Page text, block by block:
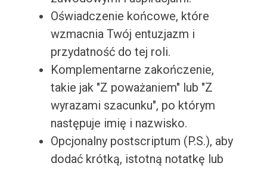
Oświadczenie końcowe, które
wzmacnia Twój entuzjazm i
przydatność do tej roli.
Komplementarne zakończenie,
takie jak "Z poważaniem" lub "Z
wyrazami szacunku", po którym
następuje imię i nazwisko.
Opcjonalny postscriptum (P.S.), aby
dodać krótką, istotną notatkę lub